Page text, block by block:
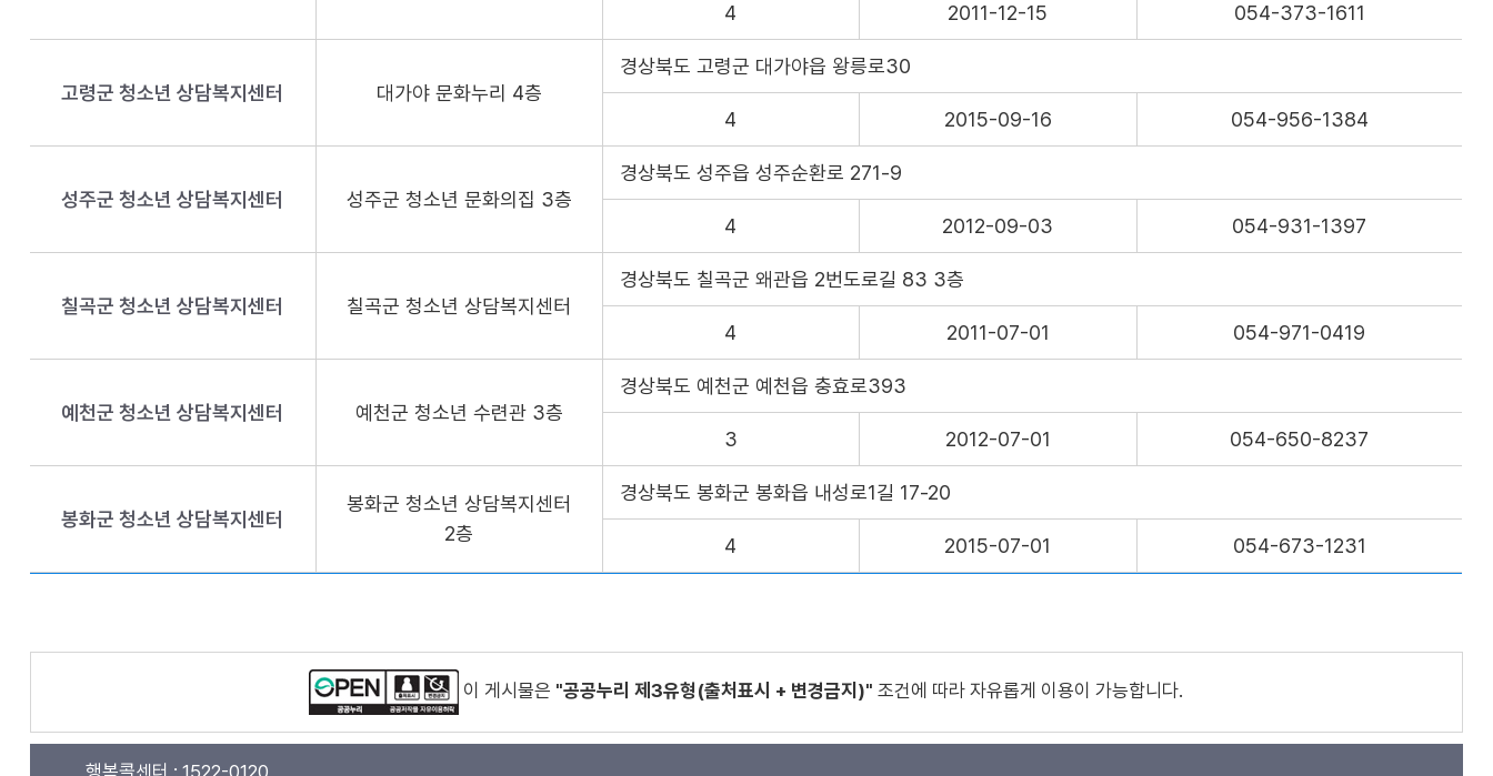
4 2011-12-15 054-373-1611
고령군 청소년 상담복지센터 대가야 문화누리 4층
경상북도 고령군 대가야읍 왕릉로30
4 2015-09-16 054-956-1384
성주군 청소년 상담복지센터 성주군 청소년 문화의집 3층
경상북도 성주읍 성주순환로 271-9
4 2012-09-03 054-931-1397
칠곡군 청소년 상담복지센터 칠곡군 청소년 상담복지센터
경상북도 칠곡군 왜관읍 2번도로길 83 3층
4 2011-07-01 054-971-0419
예천군 청소년 상담복지센터 예천군 청소년 수련관 3층
경상북도 예천군 예천읍 충효로393
3 2012-07-01 054-650-8237
봉화군 청소년 상담복지센터
봉화군 청소년 상담복지센터
2층
경상북도 봉화군 봉화읍 내성로1길 17-20
4 2015-07-01 054-673-1231
이 게시물은 "공공누리 제3유형(출처표시 + 변경금지)" 조건에 따라 자유롭게 이용이 가능합니다.
행복콜센터 : 1522-0120